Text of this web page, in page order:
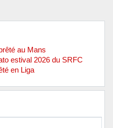
au Mans
estival 2026 du SRFC
en Liga